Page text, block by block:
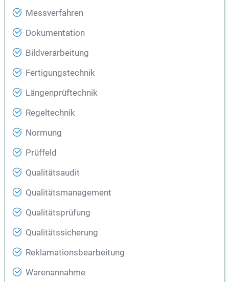
Messverfahren
Dokumentation
Bildverarbeitung
Fertigungstechnik
Längenprüftechnik
Regeltechnik
Normung
Prüffeld
Qualitätsaudit
Qualitätsmanagement
Qualitätsprüfung
Qualitätssicherung
Reklamationsbearbeitung
Warenannahme